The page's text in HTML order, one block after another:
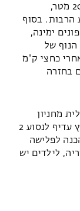
הירוק, תיכף יתחיל האקשן. הולכים 200-250 מטר,
הרבות. בסוף
ימינה,
של
כחצי ק"מ
בחזרה
מחניון
שוויצריה הקטנה, כרבע שעה הליכה. אך בקיץ עדיף לנסוע 2
לפלישה
לילדים יש